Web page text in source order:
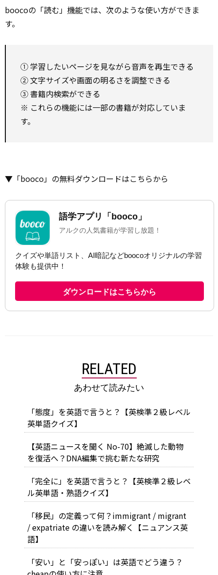
boocoの「読む」 機能では、次のような使い方ができま
す。
① 学習したいページを見ながら音声を再生できる
② 文字サイズや画面の明るさを調整できる
③ 書籍内検索ができる
※ これらの機能には一部の書籍が対応していま
す。
▼「booco」の無料ダウンロードはこちらから
RELATED
あわせて読みたい
「態度」を英語で言うと？【英検準２級レベル
英単語クイズ】
【英語ニュースを聞く No-70】絶滅した動物
を復活へ？DNA編集で挑む新たな研究
「完全に」を英語で言うと？【英検準２級レベ
ル英単語・熟語クイズ】
「移民」の定義って何？immigrant / migrant
/ expatriate の違いを読み解く【ニュアンス英
語】
「安い」と「安っぽい」は英語でどう違う？